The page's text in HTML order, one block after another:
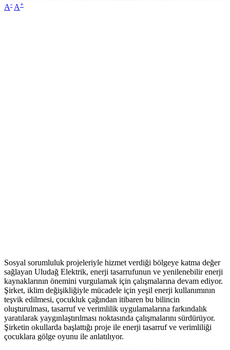
A- A+
Sosyal sorumluluk projeleriyle hizmet verdiği bölgeye katma değer
sağlayan Uludağ Elektrik, enerji tasarrufunun ve yenilenebilir enerji
kaynaklarının önemini vurgulamak için çalışmalarına devam ediyor.
Şirket, iklim değişikliğiyle mücadele için yeşil enerji kullanımının
teşvik edilmesi, çocukluk çağından itibaren bu bilincin
oluşturulması, tasarruf ve verimlilik uygulamalarına farkındalık
yaratılarak yaygınlaştırılması noktasında çalışmalarını sürdürüyor.
Şirketin okullarda başlattığı proje ile enerji tasarruf ve verimliliği
çocuklara gölge oyunu ile anlatılıyor.